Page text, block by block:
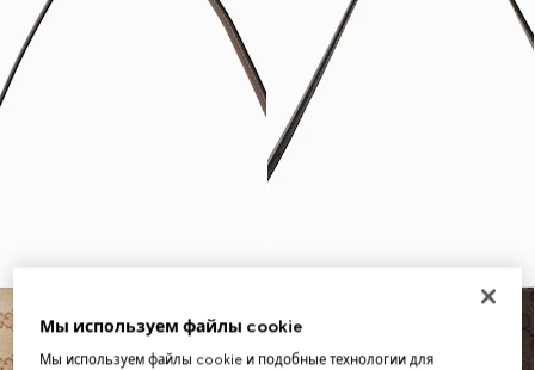
Мы используем файлы cookie
Мы используем файлы cookie и подобные технологии для